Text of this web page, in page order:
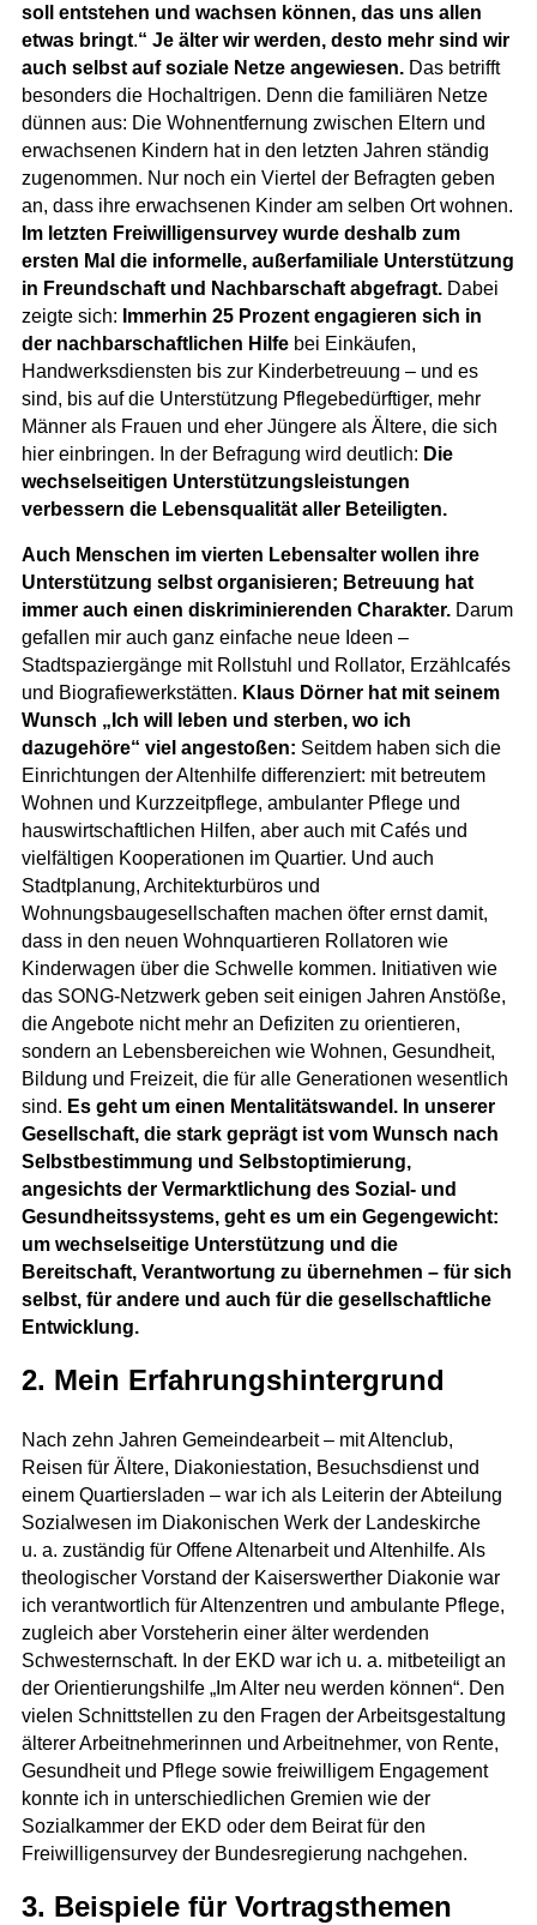
soll entstehen und wachsen können, das uns allen
etwas bringt.“ Je älter wir werden, desto mehr sind wir
auch selbst auf soziale Netze angewiesen.Das betrifft
besonders die Hochaltrigen. Denn die familiären Netze
dünnen aus: Die Wohnentfernung zwischen Eltern und
erwachsenen Kindern hat in den letzten Jahren ständig
zugenommen. Nur noch ein Viertel der Befragten geben
an, dass ihre erwachsenen Kinder am selben Ort wohnen.
Im letzten Freiwilligensurvey wurde deshalb zum
ersten Mal die informelle, außerfamiliale Unterstützung
in Freundschaft und Nachbarschaft abgefragt. Dabei
zeigte sich: Immerhin 25 Prozent engagieren sich in
der nachbarschaftlichen Hilfebei Einkäufen,
Handwerksdiensten bis zur Kinderbetreuung – und es
sind, bis auf die Unterstützung Pflegebedürftiger, mehr
Männer als Frauen und eher Jüngere als Ältere, die sich
hier einbringen. In der Befragung wird deutlich: Die
wechselseitigen Unterstützungsleistungen
verbessern die Lebensqualität aller Beteiligten.
Auch Menschen im vierten Lebensalter wollen ihre
Unterstützung selbst organisieren; Betreuung hat
immer auch einen diskriminierenden Charakter.Darum
gefallen mir auch ganz einfache neue Ideen –
Stadtspaziergänge mit Rollstuhl und Rollator, Erzählcafés
und Biografiewerkstätten. Klaus Dörner hat mit seinem
Wunsch „Ich will leben und sterben, wo ich
dazugehöre“ viel angestoßen: Seitdem haben sich die
Einrichtungen der Altenhilfe differenziert: mit betreutem
Wohnen und Kurzzeitpflege, ambulanter Pflege und
hauswirtschaftlichen Hilfen, aber auch mit Cafés und
vielfältigen Kooperationen im Quartier. Und auch
Stadtplanung, Architekturbüros und
Wohnungsbaugesellschaften machen öfter ernst damit,
dass in den neuen Wohnquartieren Rollatoren wie
Kinderwagen über die Schwelle kommen. Initiativen wie
das SONG-Netzwerk geben seit einigen Jahren Anstöße,
die Angebote nicht mehr an Defiziten zu orientieren,
sondern an Lebensbereichen wie Wohnen, Gesundheit,
Bildung und Freizeit, die für alle Generationen wesentlich
sind. Es geht um einen Mentalitätswandel. In unserer
Gesellschaft, die stark geprägt ist vom Wunsch nach
Selbstbestimmung und Selbstoptimierung,
angesichts der Vermarktlichung des Sozial- und
Gesundheitssystems, geht es um ein Gegengewicht:
um wechselseitige Unterstützung und die
Bereitschaft, Verantwortung zu übernehmen – für sich
selbst, für andere und auch für die gesellschaftliche
Entwicklung.
2. Mein Erfahrungshintergrund
Nach zehn Jahren Gemeindearbeit – mit Altenclub,
Reisen für Ältere, Diakoniestation, Besuchsdienst und
einem Quartiersladen – war ich als Leiterin der Abteilung
Sozialwesen im Diakonischen Werk der Landeskirche
u. a. zuständig für Offene Altenarbeit und Altenhilfe. Als
theologischer Vorstand der Kaiserswerther Diakonie war
ich verantwortlich für Altenzentren und ambulante Pflege,
zugleich aber Vorsteherin einer älter werdenden
Schwesternschaft. In der EKD war ich u. a. mitbeteiligt an
der Orientierungshilfe „Im Alter neu werden können“. Den
vielen Schnittstellen zu den Fragen der Arbeitsgestaltung
älterer Arbeitnehmerinnen und Arbeitnehmer, von Rente,
Gesundheit und Pflege sowie freiwilligem Engagement
konnte ich in unterschiedlichen Gremien wie der
Sozialkammer der EKD oder dem Beirat für den
Freiwilligensurvey der Bundesregierung nachgehen.
3. Beispiele für Vortragsthemen